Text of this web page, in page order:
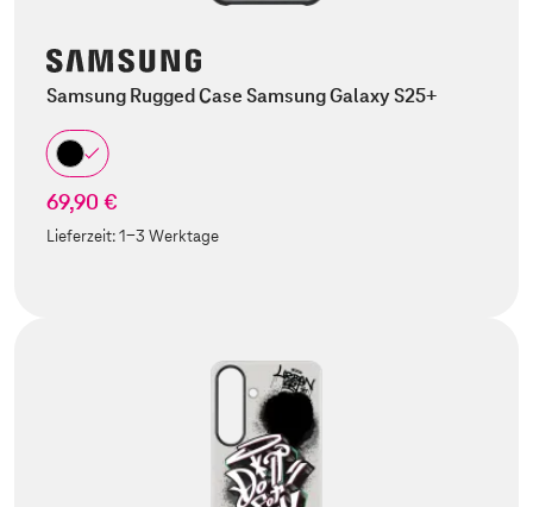
Samsung Rugged Case Samsung Galaxy S25+
69,90 €
Lieferzeit:1-3 Werktage